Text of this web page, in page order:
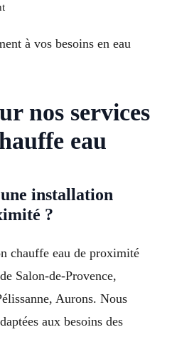
à vos besoins en eau
nos services
eau
installation
?
chauffe eau de proximité
Salon-de-Provence,
Aurons. Nous
aux besoins des